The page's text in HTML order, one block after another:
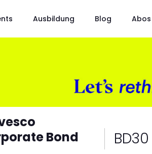
Ausbildung Blog Abos
Bond
BD30